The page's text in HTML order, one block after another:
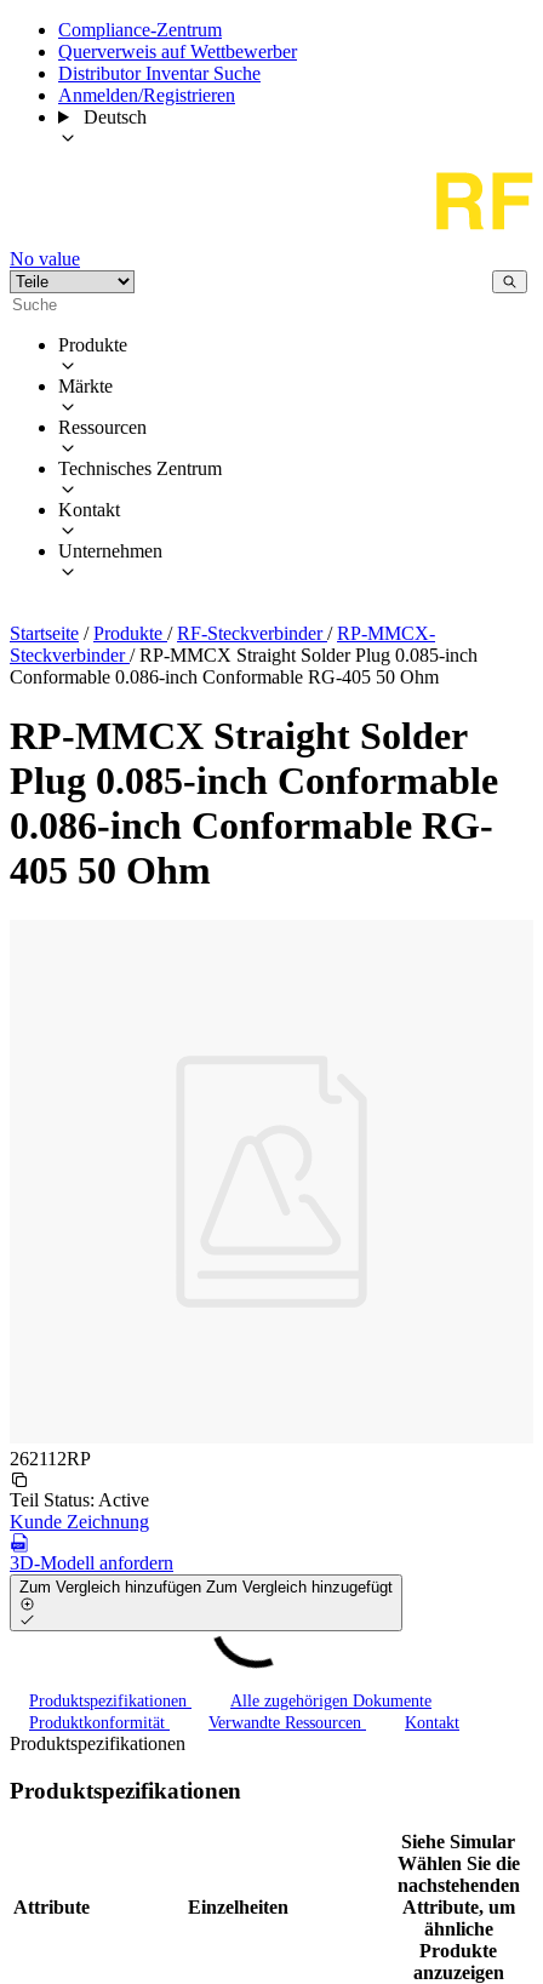
Compliance-Zentrum
Querverweis auf Wettbewerber
Distributor Inventar Suche
Anmelden/Registrieren
Deutsch
No value
Produkte
Märkte
Ressourcen
Technisches Zentrum
Kontakt
Unternehmen
Startseite / Produkte / RF-Steckverbinder/ RP-MMCX-
Steckverbinder/ RP-MMCX Straight Solder Plug 0.085-inch
Conformable 0.086-inch Conformable RG-405 50 Ohm
RP-MMCX Straight Solder
Plug 0.085-inch Conformable
0.086-inch Conformable RG-
405 50 Ohm
262112RP
Teil Status: Active
Kunde Zeichnung
3D-Modell anfordern
Zum Vergleich hinzufügen Zum Vergleich hinzugefügt
Produktspezifikationen
Alle zugehörigen Dokumente
Produktkonformität
Verwandte Ressourcen Kontakt
Produktspezifikationen
Produktspezifikationen
Attribute Einzelheiten
Siehe Simular
Wählen Sie die
nachstehenden
Attribute, um
ähnliche
Produkte
anzuzeigen